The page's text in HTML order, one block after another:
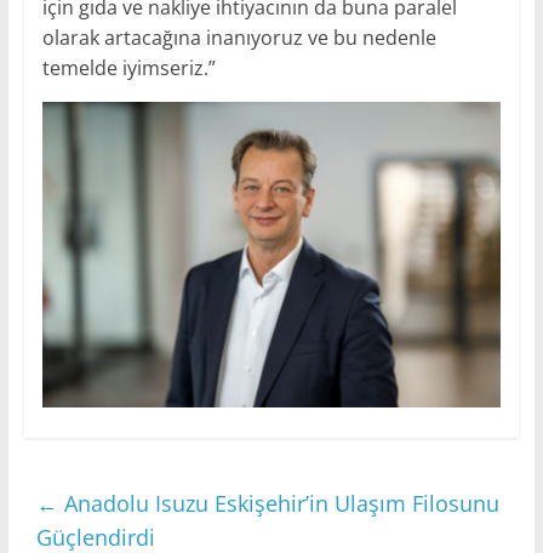
için gıda ve nakliye ihtiyacının da buna paralel
olarak artacağına inanıyoruz ve bu nedenle
temelde iyimseriz.”
← Anadolu Isuzu Eskişehir’in Ulaşım Filosunu
Güçlendirdi